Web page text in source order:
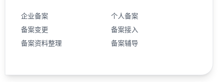
企业备案
个人备案
备案变更
备案接入
备案资料整理
备案辅导